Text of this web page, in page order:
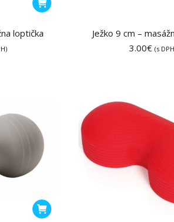
loptička
Ježko 9 cm –
3.00€ (s